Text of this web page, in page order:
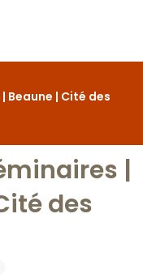
Beaune | Cité des
|
des